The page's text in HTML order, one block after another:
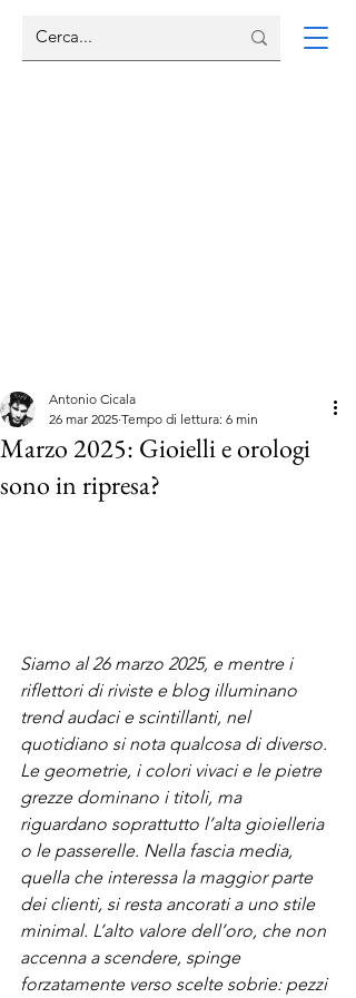
Marzo 2025: Gioielli e orologi
sono in ripresa?
Antonio Cicala
26 mar 2025 Tempo di lettura: 6 min
Siamo al 26 marzo 2025, e mentre i
riflettori di riviste e blog illuminano
trend audaci e scintillanti, nel
quotidiano si nota qualcosa di diverso.
Le geometrie, i colori vivaci e le pietre
grezze dominano i titoli, ma
riguardano soprattutto l’alta gioielleria
o le passerelle. Nella fascia media,
quella che interessa la maggior parte
dei clienti, si resta ancorati a uno stile
minimal. L’alto valore dell’oro, che non
accenna a scendere, spinge
forzatamente verso scelte sobrie: pezzi